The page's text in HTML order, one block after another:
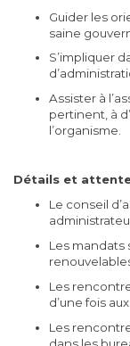
Guider les
saine
S’impliquer
Assister à
pertinent, à
l’organisme.
Détails et
Le conseil
Les mandats
Les
d’une fois
Les
dans les